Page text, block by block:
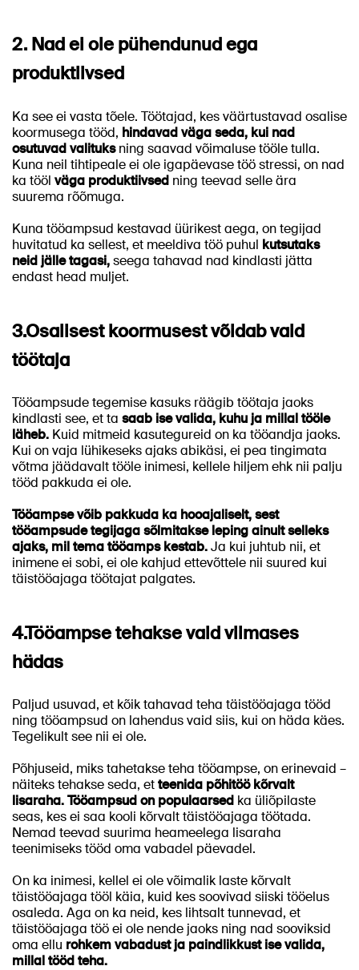
2. Nad ei ole pühendunud ega
produktiivsed
Ka see ei vasta tõele. Töötajad, kes väärtustavad osalise
koormusega tööd, hindavad väga seda, kui nad
osutuvad valituksning saavad võimaluse tööle tulla.
Kuna neil tihtipeale ei ole igapäevase töö stressi, on nad
ka tööl väga produktiivsed ning teevad selle ära
suurema rõõmuga.
Kuna tööampsud kestavad üürikest aega, on tegijad
huvitatud ka sellest, et meeldiva töö puhul kutsutaks
neid jälle tagasi,seega tahavad nad kindlasti jätta
endast head muljet.
3.Osalisest koormusest võidab vaid
töötaja
Tööampsude tegemise kasuks räägib töötaja jaoks
kindlasti see, et ta saab ise valida, kuhu ja millal tööle
läheb. Kuid mitmeid kasutegureid on ka tööandja jaoks.
Kui on vaja lühikeseks ajaks abikäsi, ei pea tingimata
võtma jäädavalt tööle inimesi, kellele hiljem ehk nii palju
tööd pakkuda ei ole.
Tööampse võib pakkuda ka hooajaliselt, sest
tööampsude tegijaga sõlmitakse leping ainult selleks
ajaks, mil tema tööamps kestab.Ja kui juhtub nii, et
inimene ei sobi, ei ole kahjud ettevõttele nii suured kui
täistööajaga töötajat palgates.
4.Tööampse tehakse vaid viimases
hädas
Paljud usuvad, et kõik tahavad teha täistööajaga tööd
ning tööampsud on lahendus vaid siis, kui on häda käes.
Tegelikult see nii ei ole.
Põhjuseid, miks tahetakse teha tööampse, on erinevaid –
näiteks tehakse seda, etteenida põhitöö kõrvalt
lisaraha.Tööampsud on populaarsed ka üliõpilaste
seas, kes ei saa kooli kõrvalt täistööajaga töötada.
Nemad teevad suurima heameelega lisaraha
teenimiseks tööd oma vabadel päevadel.
On ka inimesi, kellel ei ole võimalik laste kõrvalt
täistööajaga tööl käia, kuid kes soovivad siiski tööelus
osaleda. Aga on ka neid, kes lihtsalt tunnevad, et
täistööajaga töö ei ole nende jaoks ning nad sooviksid
oma ellu rohkem vabadust ja paindlikkust ise valida,
millal tööd teha.